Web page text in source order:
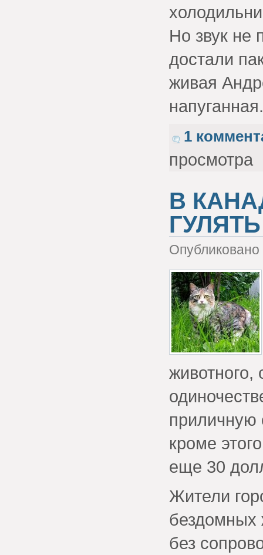
Но звук не
достали
живая
напуганная.
1
просмотра
В
животного,
приличную
кроме
еще 30
Жители
бездомных
без